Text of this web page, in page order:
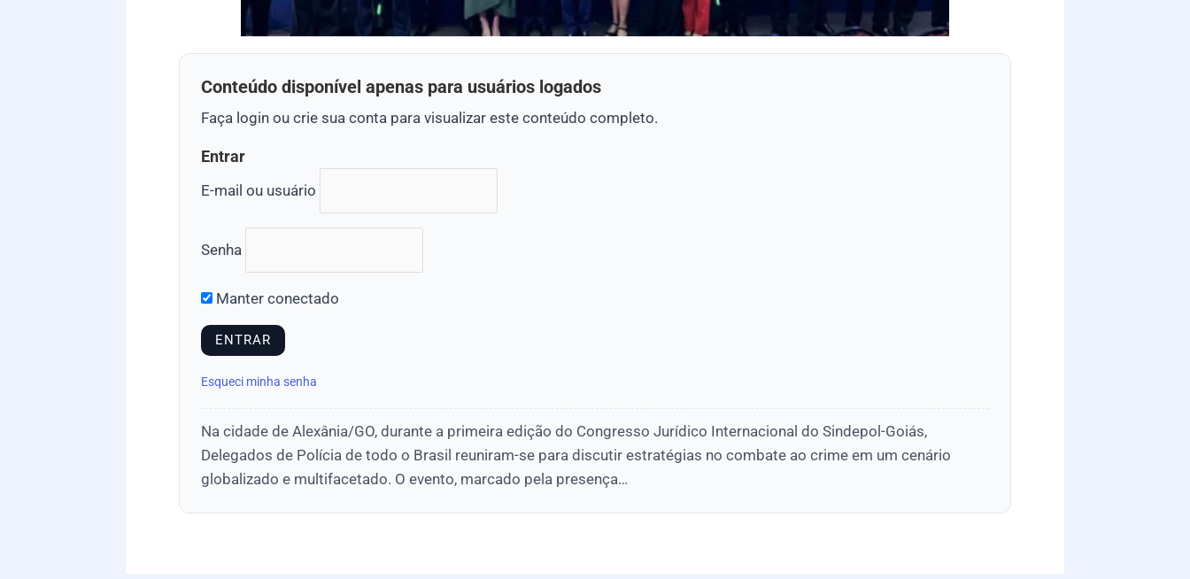
Conteúdo disponível apenas para usuários logados
Faça login ou crie sua conta para visualizar este conteúdo completo.
Entrar
E-mail ou usuário
Senha
Manter conectado
Esqueci minha senha
Na cidade de Alexânia/GO, durante a primeira edição do Congresso Jurídico Internacional do Sindepol-Goiás,
Delegados de Polícia de todo o Brasil reuniram-se para discutir estratégias no combate ao crime em um cenário
globalizado e multifacetado. O evento, marcado pela presença…